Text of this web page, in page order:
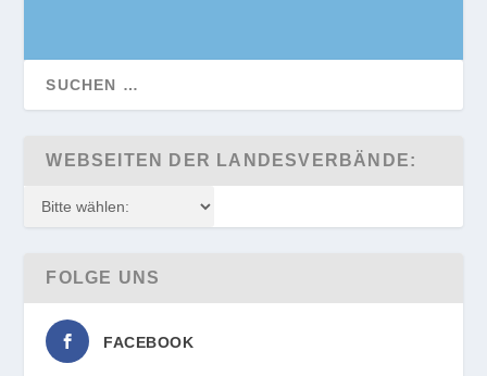
WEBSEITEN DER LANDESVERBÄNDE:
FOLGE UNS
FACEBOOK